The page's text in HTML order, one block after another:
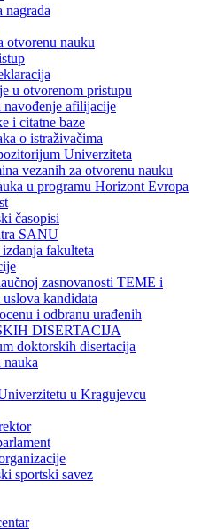
nagrada
otvorenu nauku
u otvorenom pristupu
navođenje afilijacije
i citatne baze
o istraživačima
Univerziteta
vezanih za otvorenu nauku
u programu Horizont Evropa
časopisi
SANU
fakulteta
zasnovanosti TEME i
kandidata
i odbranu urađenih
DISERTACIJA
doktorskih disertacija
u Kragujevcu
sportski savez